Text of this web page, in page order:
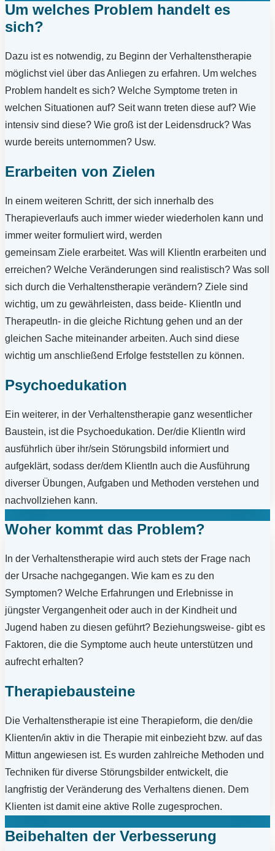
Um welches Problem handelt es
sich?
Dazu ist es notwendig, zu Beginn der Verhaltenstherapie
möglichst viel über das Anliegen zu erfahren. Um welches
Problem handelt es sich? Welche Symptome treten in
welchen Situationen auf? Seit wann treten diese auf? Wie
intensiv sind diese? Wie groß ist der Leidensdruck? Was
wurde bereits unternommen? Usw.
Erarbeiten von Zielen
In einem weiteren Schritt, der sich innerhalb des
Therapieverlaufs auch immer wieder wiederholen kann und
immer weiter formuliert wird, werden
gemeinsam Ziele erarbeitet. Was will KlientIn erarbeiten und
erreichen? Welche Veränderungen sind realistisch? Was soll
sich durch die Verhaltenstherapie verändern? Ziele sind
wichtig, um zu gewährleisten, dass beide- KlientIn und
TherapeutIn- in die gleiche Richtung gehen und an der
gleichen Sache miteinander arbeiten. Auch sind diese
wichtig um anschließend Erfolge feststellen zu können.
Psychoedukation
Ein weiterer, in der Verhaltenstherapie ganz wesentlicher
Baustein, ist die Psychoedukation. Der/die KlientIn wird
ausführlich über ihr/sein Störungsbild informiert und
aufgeklärt, sodass der/dem KlientIn auch die Ausführung
diverser Übungen, Aufgaben und Methoden verstehen und
nachvollziehen kann.
Woher kommt das Problem?
In der Verhaltenstherapie wird auch stets der Frage nach
der Ursache nachgegangen. Wie kam es zu den
Symptomen? Welche Erfahrungen und Erlebnisse in
jüngster Vergangenheit oder auch in der Kindheit und
Jugend haben zu diesen geführt? Beziehungsweise- gibt es
Faktoren, die die Symptome auch heute unterstützen und
aufrecht erhalten?
Therapiebausteine
Die Verhaltenstherapie ist eine Therapieform, die den/die
Klienten/in aktiv in die Therapie mit einbezieht bzw. auf das
Mittun angewiesen ist. Es wurden zahlreiche Methoden und
Techniken für diverse Störungsbilder entwickelt, die
langfristig der Veränderung des Verhaltens dienen. Dem
Klienten ist damit eine aktive Rolle zugesprochen.
Beibehalten der Verbesserung